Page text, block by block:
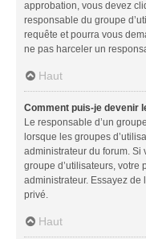
approbation, vous devez
responsable du groupe
requête et pourra vous
ne pas harceler un
Haut
Comment puis-je devenir
Le responsable d’un
lorsque les groupes
administrateur du forum. Si
groupe d’utilisateurs, votre
administrateur. Essayez de
privé.
Haut